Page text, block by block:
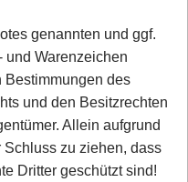
genannten und ggf.
und Warenzeichen
des
und den Besitzrechten
Allein aufgrund
zu ziehen, dass
Dritter geschützt sind!